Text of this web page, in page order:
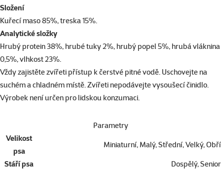
Složení
Kuřecí maso 85%, treska 15%.
Analytické složky
Hrubý protein 38%, hrubé tuky 2%, hrubý popel 5%, hrubá vláknina
0,5%, vlhkost 23%.
Vždy zajistěte zvířeti přístup k čerstvé pitné vodě. Uschovejte na
suchém a chladném místě. Zvířeti nepodávejte vysoušecí činidlo.
Výrobek není určen pro lidskou konzumaci.
Parametry
Velikost
psa
Miniaturní, Malý, Střední, Velký, Obří
Stáří psa Dospělý, Senior